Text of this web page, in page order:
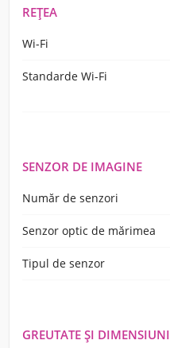
REŢEA
Wi-Fi
Standarde Wi-Fi
SENZOR DE IMAGINE
Număr de senzori
Senzor optic de mărimea
Tipul de senzor
GREUTATE ŞI DIMENSIUNI